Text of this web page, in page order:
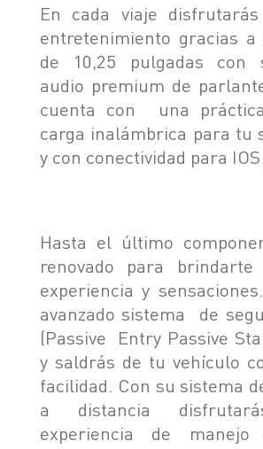
En cada viaje
entretenimiento gracias
de 10,25 pulgadas con
audio premium de
cuenta con una
carga inalámbrica para tu
y con conectividad para
Hasta el último
renovado para
experiencia y
avanzado sistema de
(Passive Entry Passive
y saldrás de tu vehículo
facilidad. Con su sistema
a distancia
experiencia de